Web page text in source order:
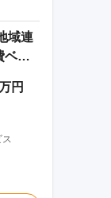
域連
ベー
円
ス